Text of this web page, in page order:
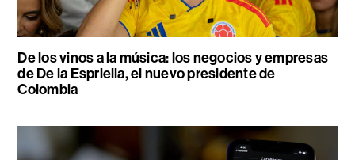
De los vinos a la música: los negocios y empresas
de De la Espriella, el nuevo presidente de
Colombia